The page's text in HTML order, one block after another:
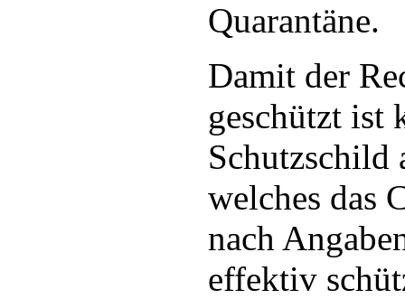
Quarantäne.
Damit der
geschützt ist
Schutzschild
welches das
nach
effektiv